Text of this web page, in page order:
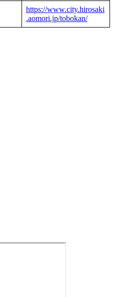
https://www.city.hirosaki
.aomori.jp/tobokan/